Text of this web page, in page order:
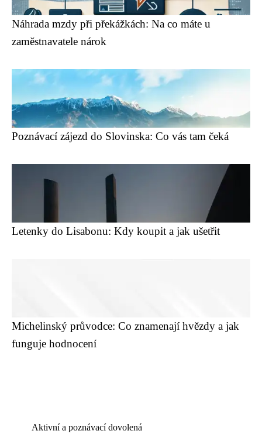
Náhrada mzdy při překážkách: Na co máte u
zaměstnavatele nárok
Poznávací zájezd do Slovinska: Co vás tam čeká
Letenky do Lisabonu: Kdy koupit a jak ušetřit
Michelinský průvodce: Co znamenají hvězdy a jak
funguje hodnocení
Aktivní a poznávací dovolená